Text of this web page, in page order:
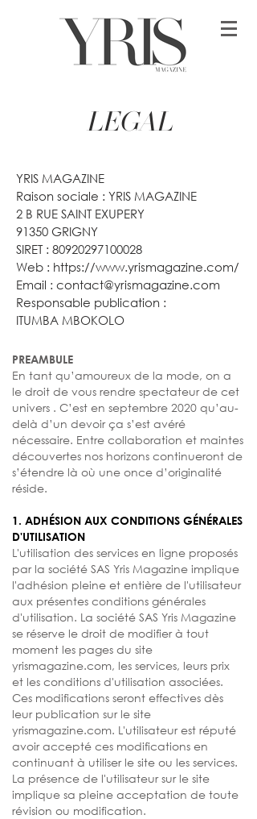
LEGAL
YRIS MAGAZINE
Raison sociale : YRIS MAGAZINE
2 B RUE SAINT EXUPERY
91350 GRIGNY
SIRET : 80920297100028
Web : https://www.yrismagazine.com/
Email : contact@yrismagazine.com
Responsable publication :
ITUMBA MBOKOLO
PREAMBULE
En tant qu’amoureux de la mode, on a
le droit de vous rendre spectateur de cet
univers . C’est en septembre 2020 qu’au-
delà d’un devoir ça s’est avéré
nécessaire. Entre collaboration et maintes
découvertes nos horizons continueront de
s’étendre là où une once d’originalité
réside.
1. ADHÉSION AUX CONDITIONS GÉNÉRALES
D'UTILISATION
L'utilisation des services en ligne proposés
par la société SAS Yris Magazine implique
l'adhésion pleine et entière de l'utilisateur
aux présentes conditions générales
d'utilisation. La société SAS Yris Magazine
se réserve le droit de modifier à tout
moment les pages du site
yrismagazine.com, les services, leurs prix
et les conditions d'utilisation associées.
Ces modifications seront effectives dès
leur publication sur le site
yrismagazine.com. L'utilisateur est réputé
avoir accepté ces modifications en
continuant à utiliser le site ou les services.
La présence de l'utilisateur sur le site
implique sa pleine acceptation de toute
révision ou modification.